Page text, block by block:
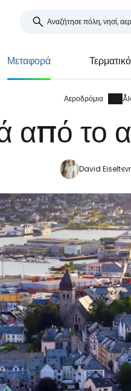
Μεταφορά Τερματικό
Αεροδρόμια
από το
David Eiselt